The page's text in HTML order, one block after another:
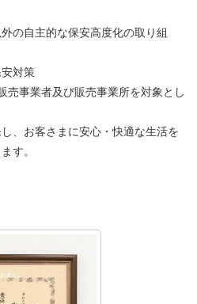
の自主的な保安高度化の取り組
対策
売事業者及び販売事業所を対象とし
、お客さまに安心・快適な生活を
す。